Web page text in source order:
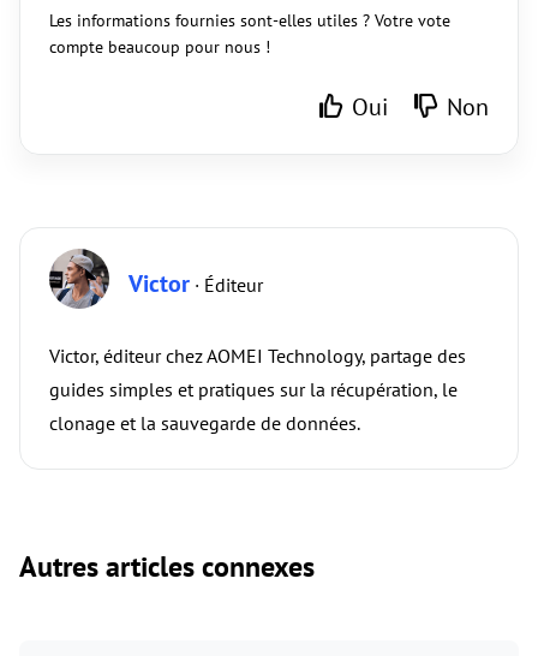
Les informations fournies sont-elles utiles ? Votre vote
compte beaucoup pour nous !
Oui Non
Victor · Éditeur
Victor, éditeur chez AOMEI Technology, partage des
guides simples et pratiques sur la récupération, le
clonage et la sauvegarde de données.
Autres articles connexes